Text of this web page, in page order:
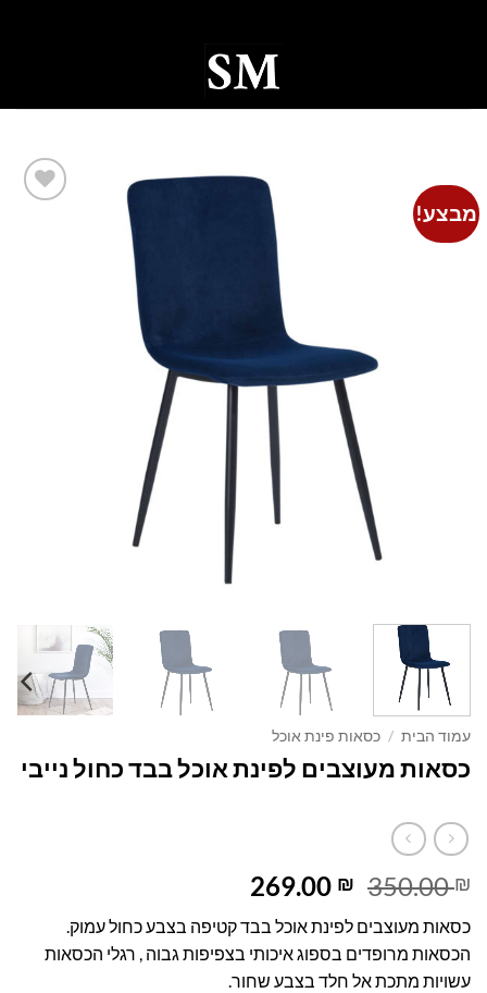
מבצע!
עמוד הבית / כסאות פינת אוכל
כסאות מעוצבים לפינת אוכל בבד כחול נייבי
350.00₪
המחיר
המקורי
היה:
350.00 ₪.
269.00 ₪
הוא:
269.00 ₪.
כסאות מעוצבים לפינת אוכל בבד קטיפה בצבע כחול עמוק.
הכסאות מרופדים בספוג איכותי בצפיפות גבוה , רגלי הכסאות
עשויות מתכת אל חלד בצבע שחור.